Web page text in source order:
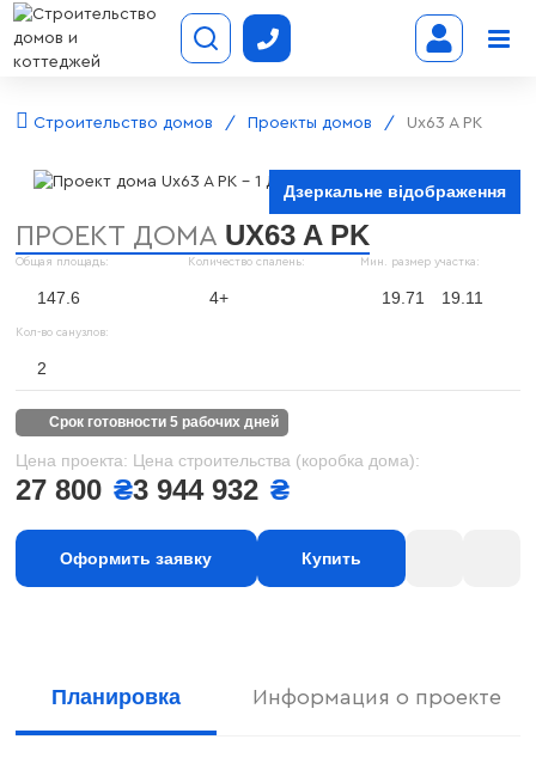
Строительство домов Проекты домов Ux63 A PK
Дзеркальне відображення
ПРОЕКТ ДОМА UX63 A PK
Общая площадь:
147.6
Количество спалень:
4+
Мин. размер участка:
19.71 19.11
Кол-во санузлов:
2
срок готовности 5 рабочих дней
Цена проекта:
27 800 ₴
Цена строительства (коробка дома):
3 944 932 ₴
Оформить заявку Купить
Планировка Информация о проекте